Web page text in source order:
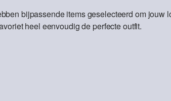
bijpassende items geselecteerd om jouw
heel eenvoudig de perfecte outfit.